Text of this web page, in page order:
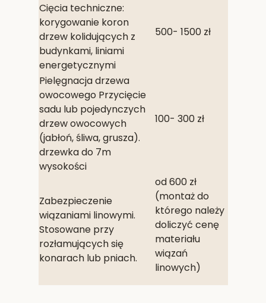
Cięcia techniczne:
korygowanie koron
drzew kolidujących z
budynkami, liniami
energetycznymi
500- 1500 zł
Pielęgnacja drzewa
owocowego Przycięcie
sadu lub pojedynczych
drzew owocowych
(jabłoń, śliwa, grusza).
drzewka do 7m
wysokości
100- 300 zł
Zabezpieczenie
wiązaniami linowymi.
Stosowane przy
rozłamujących się
konarach lub pniach.
od 600 zł
(montaż do
którego należy
doliczyć cenę
materiału
wiązań
linowych)